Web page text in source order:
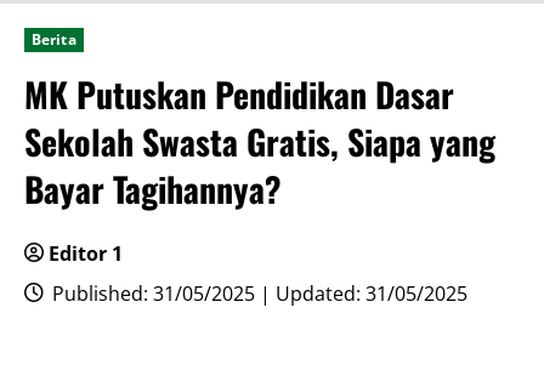
Berita
MK Putuskan Pendidikan Dasar
Sekolah Swasta Gratis, Siapa yang
Bayar Tagihannya?
Editor 1
Published: 31/05/2025 | Updated: 31/05/2025